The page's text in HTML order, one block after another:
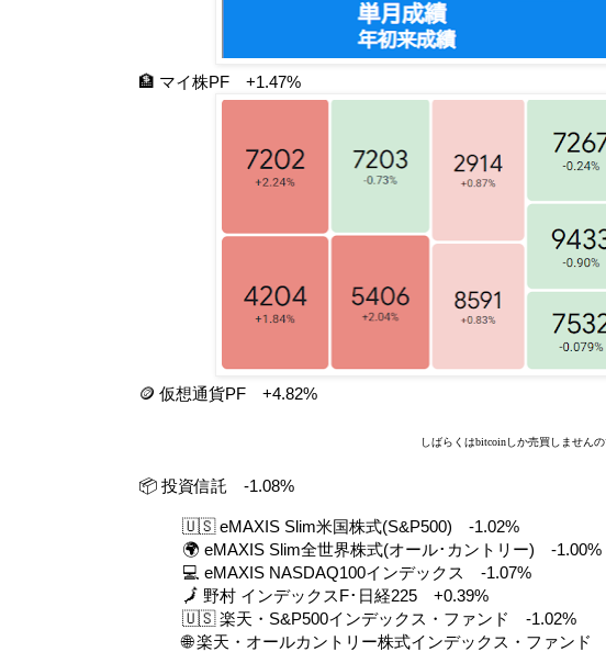
🏦 マイ株PF +1.47%
🪙 仮想通貨PF +4.82%
しばらくはbitcoinしか売買しません
📦 投資信託 -1.08%
🇺🇸 eMAXIS Slim米国株式(S&P500) -1.02%
🌍 eMAXIS Slim全世界株式(オール･カントリー) -1.00%
💻 eMAXIS NASDAQ100インデックス -1.07%
🗾 野村 インデックスF･日経225 +0.39%
🇺🇸 楽天・S&P500インデックス・ファンド -1.02%
🌐 楽天・オールカントリー株式インデックス・ファンド